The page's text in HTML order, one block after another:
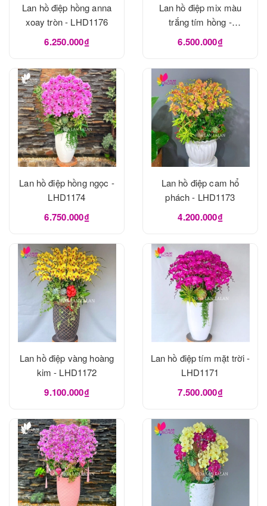
Lan hồ điệp hồng anna
xoay tròn - LHD1176
6.250.000₫
Lan hồ điệp mix màu
trắng tím hồng -
LHD1175
6.500.000₫
Lan hồ điệp hồng ngọc -
LHD1174
6.750.000₫
Lan hồ điệp cam hổ
phách - LHD1173
4.200.000₫
Lan hồ điệp vàng hoàng
kim - LHD1172
9.100.000₫
Lan hồ điệp tím mặt trời -
LHD1171
7.500.000₫